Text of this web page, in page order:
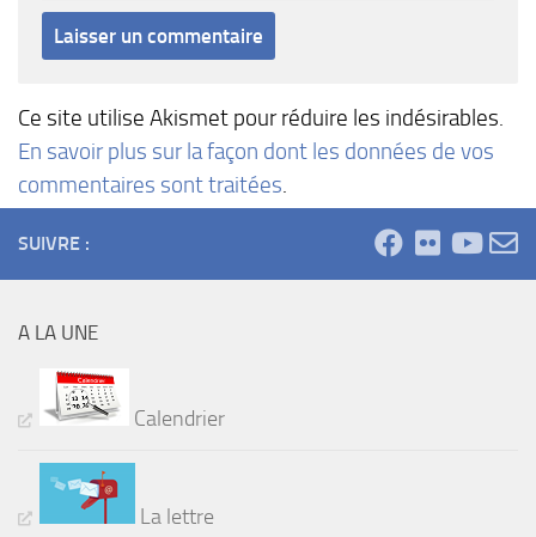
Ce site utilise Akismet pour réduire les indésirables.
En savoir plus sur la façon dont les données de vos
commentaires sont traitées.
SUIVRE :
A LA UNE
Calendrier
La lettre